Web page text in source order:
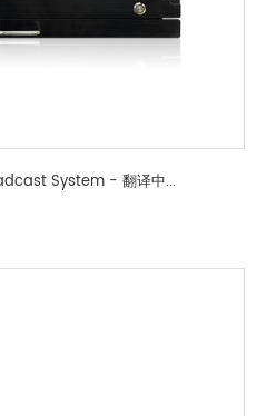
System - 翻译中...